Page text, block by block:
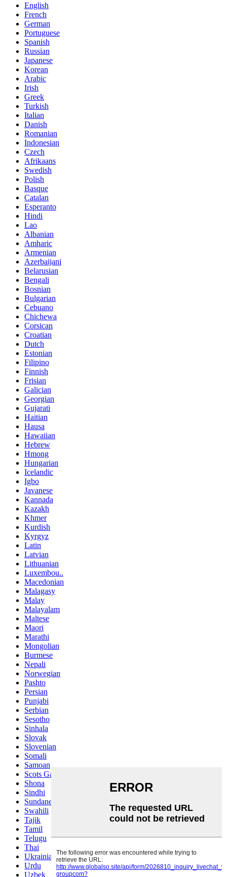
English
French
German
Portuguese
Spanish
Russian
Japanese
Korean
Arabic
Irish
Greek
Turkish
Italian
Danish
Romanian
Indonesian
Czech
Afrikaans
Swedish
Polish
Basque
Catalan
Esperanto
Hindi
Lao
Albanian
Amharic
Armenian
Azerbaijani
Belarusian
Bengali
Bosnian
Bulgarian
Cebuano
Chichewa
Corsican
Croatian
Dutch
Estonian
Filipino
Finnish
Frisian
Galician
Georgian
Gujarati
Haitian
Hausa
Hawaiian
Hebrew
Hmong
Hungarian
Icelandic
Igbo
Javanese
Kannada
Kazakh
Khmer
Kurdish
Kyrgyz
Latin
Latvian
Lithuanian
Luxembou..
Macedonian
Malagasy
Malay
Malayalam
Maltese
Maori
Marathi
Mongolian
Burmese
Nepali
Norwegian
Pashto
Persian
Punjabi
Serbian
Sesotho
Sinhala
Slovak
Slovenian
Somali
Samoan
Scots Gaelic
Shona
Sindhi
Sundanese
Swahili
Tajik
Tamil
Telugu
Thai
Ukrainian
Urdu
Uzbek